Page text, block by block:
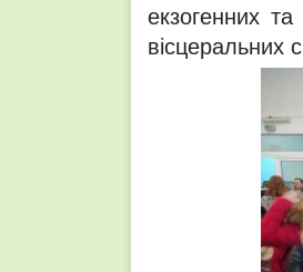
екзогенних
вісцеральних